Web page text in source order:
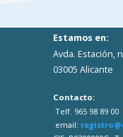
Estamos en:
Avda. Estación,
03005 Alicante
Contacto:
Telf. 965 98 89 00
email: